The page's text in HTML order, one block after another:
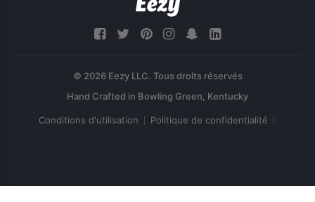
© 2026 Eezy LLC. Tous droits réservés
Conditions d'utilisation Politique de confidentialité